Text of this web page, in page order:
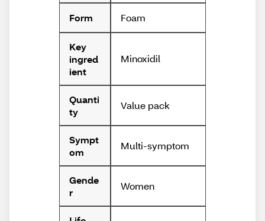
Form Foam
Key
ingred
ient
Minoxidil
Quanti
ty
Value pack
Sympt
om
Multi-symptom
Gende
r
Women